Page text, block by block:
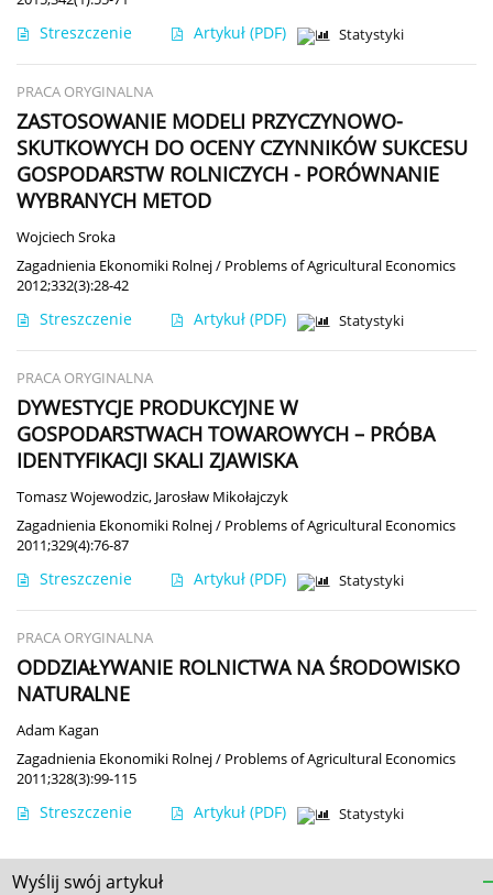
Streszczenie Artykuł (PDF) Statystyki
PRACA ORYGINALNA
ZASTOSOWANIE MODELI PRZYCZYNOWO-
SKUTKOWYCH DO OCENY CZYNNIKÓW SUKCESU
GOSPODARSTW ROLNICZYCH - PORÓWNANIE
WYBRANYCH METOD
Wojciech Sroka
Zagadnienia Ekonomiki Rolnej / Problems of Agricultural Economics
2012;332(3):28-42
Streszczenie Artykuł (PDF) Statystyki
PRACA ORYGINALNA
DYWESTYCJE PRODUKCYJNE W
GOSPODARSTWACH TOWAROWYCH – PRÓBA
IDENTYFIKACJI SKALI ZJAWISKA
Tomasz Wojewodzic, Jarosław Mikołajczyk
Zagadnienia Ekonomiki Rolnej / Problems of Agricultural Economics
2011;329(4):76-87
Streszczenie Artykuł (PDF) Statystyki
PRACA ORYGINALNA
ODDZIAŁYWANIE ROLNICTWA NA ŚRODOWISKO
NATURALNE
Adam Kagan
Zagadnienia Ekonomiki Rolnej / Problems of Agricultural Economics
2011;328(3):99-115
Streszczenie Artykuł (PDF) Statystyki
Wyślij swój artykuł